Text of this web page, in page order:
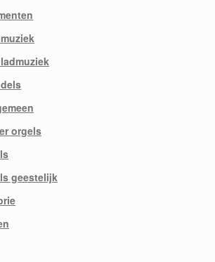
orgels
geestelijk